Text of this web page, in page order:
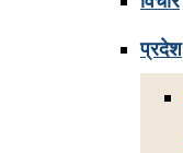
प्रदेश